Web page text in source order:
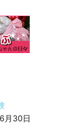
月30日